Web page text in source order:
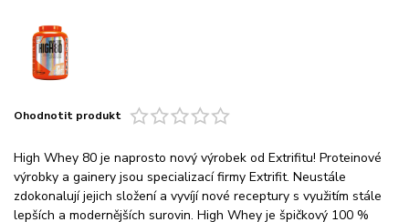
Ohodnotit produkt
High Whey 80 je naprosto nový výrobek od Extrifitu! Proteinové
výrobky a gainery jsou specializací firmy Extrifit. Neustále
zdokonalují jejich složení a vyvíjí nové receptury s využitím stále
lepších a modernějších surovin. High Whey je špičkový 100 %